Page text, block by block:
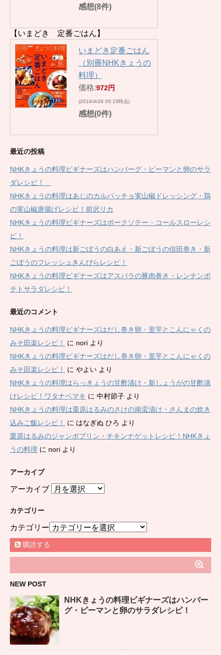
感想(8件)
【いまどき 定番ごはん】
いまどき定番ごはん
（別冊NHKきょうの
料理）
価格:972円
(2019/4/26 05:15時点)
感想(0件)
最近の投稿
NHKきょうの料理ビギナーズはハンバーグ・ピーマンと卵のサラ
ダレシピ！
NHKきょうの料理はあじのカルパッチョ実山椒ドレッシング・鶏
の実山椒唐揚げレシピ！前沢リカ
NHKきょうの料理ビギナーズはポークソテー・コールスローレシ
ピ！
NHKきょうの料理は新ごぼうの白あえ・新ごぼうの信田巻き・新
ごぼうのフレッシュきんぴらレシピ！
NHKきょうの料理ビギナーズはアスパラの豚肉巻き・レンチンポ
テトサラダレシピ！
最近のコメント
NHKきょうの料理ビギナーズはだし巻き卵・里芋とこんにゃくの
みそ田楽レシピ！
に nori より
NHKきょうの料理ビギナーズはだし巻き卵・里芋とこんにゃくの
みそ田楽レシピ！
に やよい より
NHKきょうの料理はらっきょうの甘酢漬け・新しょうがの甘酢漬
けレシピ！ワタナベマキ に 中村節子 より
NHKきょうの料理は栗原はるみのさけの南蛮漬け・さんまの炊き
込みご飯レシピ！
に はなぎぬ ひろ より
栗原はるみのジャンボプリン・チキンナゲットレシピ！NHKきょ
うの料理 に nori より
アーカイブ
アーカイブ
カテゴリー
カテゴリー
購読する
NEW POST
NHKきょうの料理ビギナーズはハンバー
グ・ピーマンと卵のサラダレシピ！